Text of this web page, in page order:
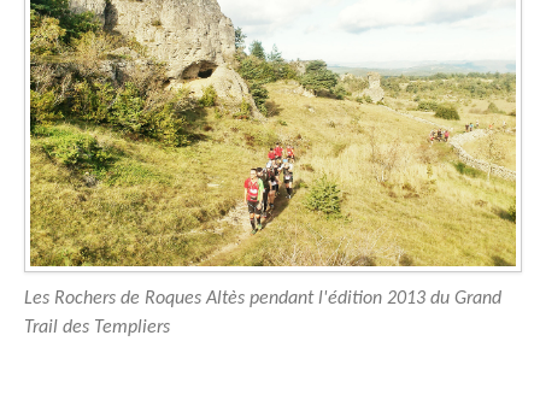
Les Rochers de Roques Altès pendant l'édition 2013 du Grand
Trail des Templiers